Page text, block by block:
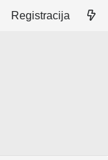
Registracija